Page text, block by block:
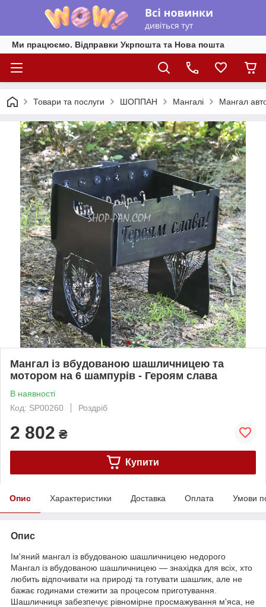
Ми працюємо. Відправки Укрпошта та Нова пошта
Товари та послуги ШОППАН Мангалі Мангал
Мангал із вбудованою шашличницею та
мотором на 6 шампурів - Героям слава
В наявності
Код: SP00260
Роздріб
2 802 ₴
Купити
Опис Характеристики Доставка Оплата Умови
Опис
Ім'яний мангал із вбудованою шашличницею недорого
Мангал із вбудованою шашличницею — знахідка для всіх, хто
любить відпочивати на природі та готувати шашлик, але не
бажає годинами стежити за процесом приготування.
Шашличниця забезпечує рівномірне просмажування м'яса, не